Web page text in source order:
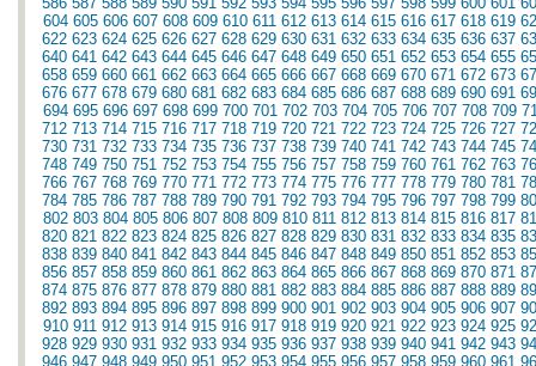
604 605 606 607 608 609 610 611 612 613 614 615 616 617 618 619
622 623 624 625 626 627 628 629 630 631 632 633 634 635 636 637
640 641 642 643 644 645 646 647 648 649 650 651 652 653 654 655
658 659 660 661 662 663 664 665 666 667 668 669 670 671 672 673
676 677 678 679 680 681 682 683 684 685 686 687 688 689 690 691
694 695 696 697 698 699 700 701 702 703 704 705 706 707 708 709
712 713 714 715 716 717 718 719 720 721 722 723 724 725 726 727
730 731 732 733 734 735 736 737 738 739 740 741 742 743 744 745
748 749 750 751 752 753 754 755 756 757 758 759 760 761 762 763
766 767 768 769 770 771 772 773 774 775 776 777 778 779 780 781
784 785 786 787 788 789 790 791 792 793 794 795 796 797 798 799
802 803 804 805 806 807 808 809 810 811 812 813 814 815 816 817
820 821 822 823 824 825 826 827 828 829 830 831 832 833 834 835
838 839 840 841 842 843 844 845 846 847 848 849 850 851 852 853
856 857 858 859 860 861 862 863 864 865 866 867 868 869 870 871
874 875 876 877 878 879 880 881 882 883 884 885 886 887 888 889
892 893 894 895 896 897 898 899 900 901 902 903 904 905 906 907
910 911 912 913 914 915 916 917 918 919 920 921 922 923 924 925
928 929 930 931 932 933 934 935 936 937 938 939 940 941 942 943
946 947 948 949 950 951 952 953 954 955 956 957 958 959 960 961